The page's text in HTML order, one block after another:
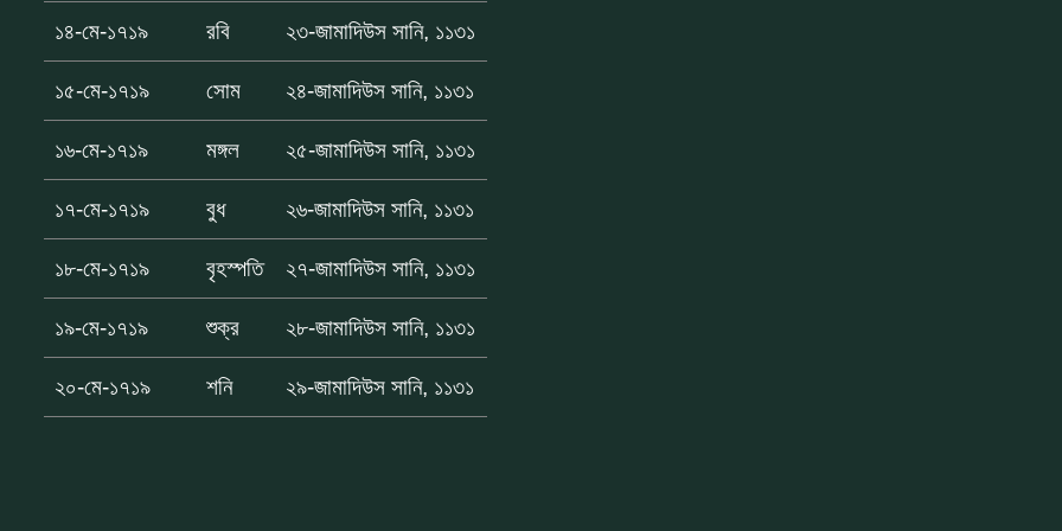
১৪-মে-১৭১৯ রবি ২৩-জামাদিউস সানি, ১১৩১
১৫-মে-১৭১৯ সোম ২৪-জামাদিউস সানি, ১১৩১
১৬-মে-১৭১৯ মঙ্গল ২৫-জামাদিউস সানি, ১১৩১
১৭-মে-১৭১৯ বুধ ২৬-জামাদিউস সানি, ১১৩১
১৮-মে-১৭১৯ বৃহস্পতি ২৭-জামাদিউস সানি, ১১৩১
১৯-মে-১৭১৯ শুক্র ২৮-জামাদিউস সানি, ১১৩১
২০-মে-১৭১৯ শনি ২৯-জামাদিউস সানি, ১১৩১